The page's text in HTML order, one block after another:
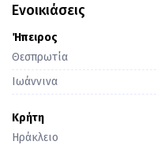
Ενοικιάσεις
Ήπειρος
Θεσπρωτία
Ιωάννινα
Κρήτη
Ηράκλειο